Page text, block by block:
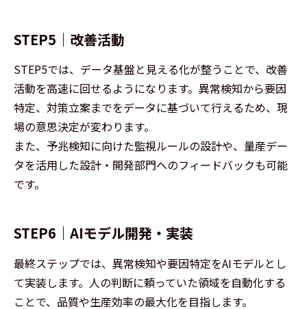
STEP5｜改善活動
STEP5では、データ基盤と見える化が整うことで、改善
活動を高速に回せるようになります。異常検知から要因
特定、対策立案までをデータに基づいて行えるため、現
場の意思決定が変わります。
また、予兆検知に向けた監視ルールの設計や、量産デー
タを活用した設計・開発部門へのフィードバックも可能
です。
STEP6｜AIモデル開発・実装
最終ステップでは、異常検知や要因特定をAIモデルとし
て実装します。人の判断に頼っていた領域を自動化する
ことで、品質や生産効率の最大化を目指します。